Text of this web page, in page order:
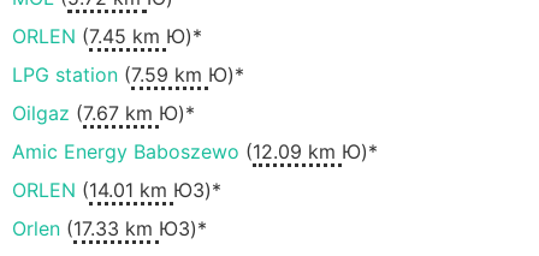
ORLEN (7.45 km Ю)*
LPG station (7.59 km Ю)*
Oilgaz (7.67 km Ю)*
Amic Energy Baboszewo (12.09 km Ю)*
ORLEN (14.01 km ЮЗ)*
Orlen (17.33 km ЮЗ)*